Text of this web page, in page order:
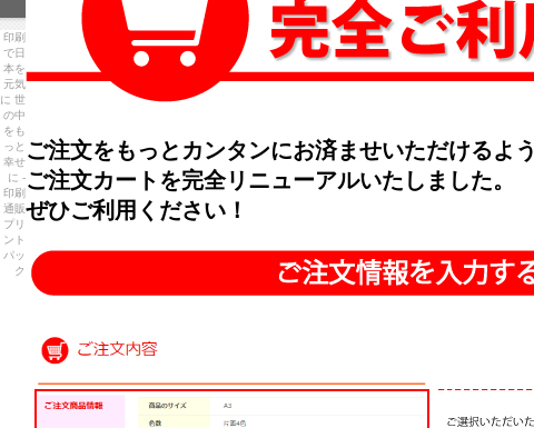
ご注文をもっとカンタンにお済ませいただけるよう
ご注文カートを完全リニューアルいたしました。
ぜひご利用ください！
印刷
で日
本を
元気
に 世
の中
をも
っと
幸せ
に -
印刷
通販
プリ
ント
パッ
ク